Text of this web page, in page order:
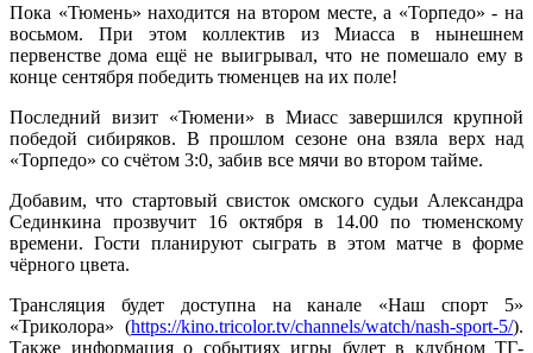
Пока «Тюмень» находится на втором месте, а «Торпедо» - на
восьмом. При этом коллектив из Миасса в нынешнем
первенстве дома ещё не выигрывал, что не помешало ему в
конце сентября победить тюменцев на их поле!
Последний визит «Тюмени» в Миасс завершился крупной
победой сибиряков. В прошлом сезоне она взяла верх над
«Торпедо» со счётом 3:0, забив все мячи во втором тайме.
Добавим, что стартовый свисток омского судьи Александра
Сединкина прозвучит 16 октября в 14.00 по тюменскому
времени. Гости планируют сыграть в этом матче в форме
чёрного цвета.
Трансляция будет доступна на канале «Наш спорт 5»
«Триколора» (https://kino.tricolor.tv/channels/watch/nash-sport-5/).
Также информация о событиях игры будет в клубном ТГ-